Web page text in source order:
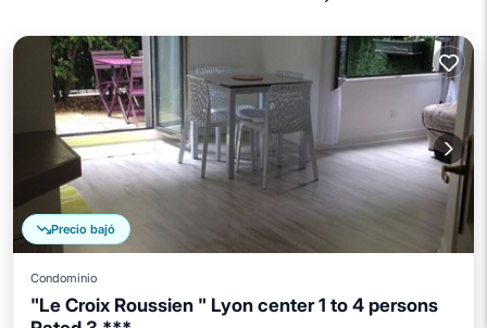
Precio bajó
Condominio
"Le Croix Roussien " Lyon center 1 to 4 persons